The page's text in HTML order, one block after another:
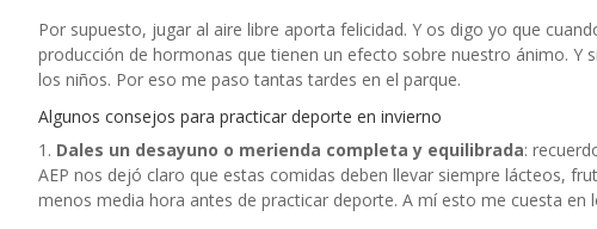
Por supuesto, jugar al aire libre aporta felicidad. Y os digo yo que
producción de hormonas que tienen un efecto sobre nuestro ánimo.
los niños. Por eso me paso tantas tardes en el parque.
Algunos consejos para practicar deporte en invierno
1. Dales un desayuno o merienda completa y equilibrada:
AEP nos dejó claro que estas comidas deben llevar siempre lácteos,
menos media hora antes de practicar deporte. A mí esto me cuesta